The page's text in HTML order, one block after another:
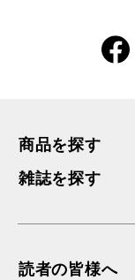
Faceboo
k
X
商品を探す
雑誌を探す
読者の皆様へ